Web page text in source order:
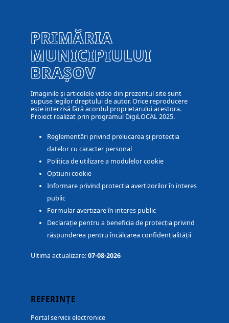
PRIMĂRIA
MUNICIPIULUI
BRAȘOV
Imaginile și articolele video din prezentul site sunt
supuse legilor dreptului de autor. Orice reproducere
este interzisă fără acordul proprietarului acestora.
Proiect realizat prin programul DigiLOCAL 2025.
Reglementări privind prelucarea și protecția
datelor cu caracter personal
Politica de utilizare a modulelor cookie
Optiuni cookie
Informare privind protectia avertizorilor în interes
public
Formular avertizare în interes public
Declarație pentru a beneficia de protecția privind
răspunderea pentru încălcarea confidențialității
Ultima actualizare:07-08-2026
REFERINȚE
Portal servicii electronice